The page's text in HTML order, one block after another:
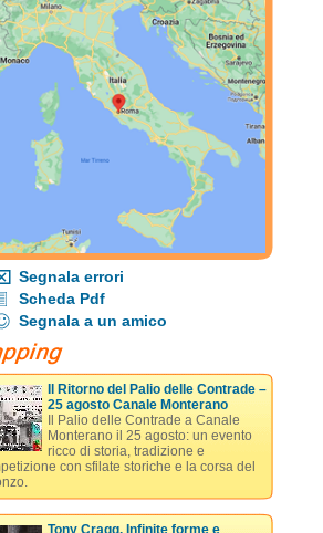
Segnala errori
Scheda Pdf
Segnala a un amico
Il Ritorno del Palio delle Contrade –
25 agosto Canale Monterano
Il Palio delle Contrade a Canale
Monterano il 25 agosto: un evento
ricco di storia, tradizione e
con sfilate storiche e la corsa del
Tony Cragg. Infinite forme e